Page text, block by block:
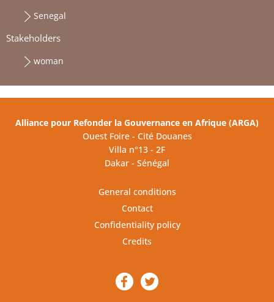
Senegal
Stakeholders
woman
Alliance pour Refonder la Gouvernance en Afrique (ARGA)
Ouest Foire - Cité Douanes
Villa n°13 - 2F
Dakar - Sénégal
General conditions
Contact
Confidentiality policy
Credits